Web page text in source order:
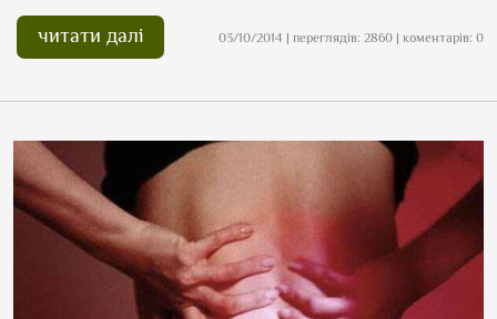
читати далі 03/10/2014 | переглядів: 2860 | коментарів: 0